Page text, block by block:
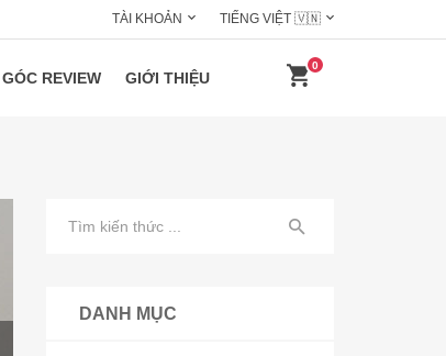
TÀI KHOẢN TIẾNG VIỆT 🇻🇳
GÓC REVIEW GIỚI THIỆU
0
DANH MỤC